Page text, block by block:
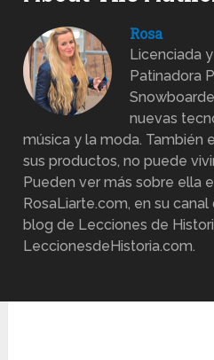
Rosa
Licenciada
Patinadora
nuevas
música y la moda. También
sus productos, no puede
Pueden ver más sobre ella
RosaLiarte.com, en su
blog de Lecciones de
LeccionesdeHistoria.com.